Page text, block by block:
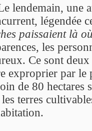
lendemain, une
légendée
paissaient là
les
Ce sont
exproprier par le
de 80 hectares
terres